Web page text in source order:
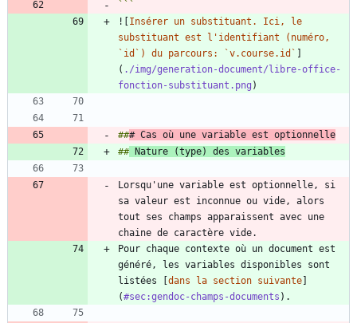
```
![ Insérer un substituant. Ici, le
substituant est l'identifiant (numéro,
`id`) du parcours: `v.course.id`
( ./img/generation-document/libre-office-
fonction-substituant.png
### Cas où une variable est optionnelle
## Nature (type) des variables
Lorsqu'une variable est optionnelle, si
sa valeur est inconnue ou vide, alors
tout ses champs apparaissent avec une
Pour chaque contexte où un document est
généré, les variables disponibles sont
listées [ dans la section suivante
(#sec:gendoc-champs-documents